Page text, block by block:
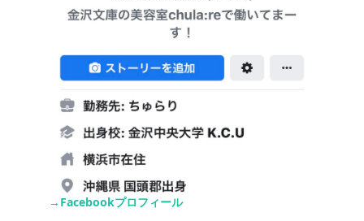
→Facebookプロフィール